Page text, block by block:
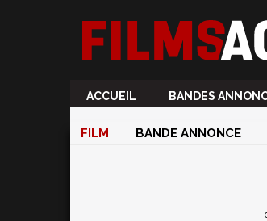
ACCUEIL BANDES
FILM BANDE ANNONCE